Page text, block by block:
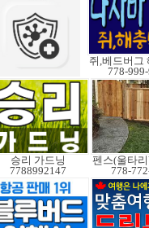
778-
승리 가드닝
7788992147
778-